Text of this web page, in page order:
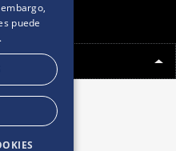
puede